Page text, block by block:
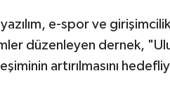
e-spor ve
düzenleyen dernek,
artırılmasını